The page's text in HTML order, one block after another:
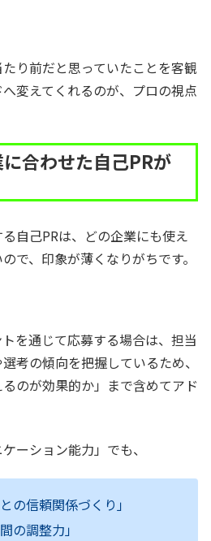
り前だと思っていたことを客観
変えてくれるのが、プロの視点
合わせた自己PRが
自己PRは、どの企業にも使え
で、印象が薄くなりがちです。
を通じて応募する場合は、担当
考の傾向を把握しているため、
るのが効果的か」まで含めてアド
ーション能力」でも、
の信頼関係づくり」
の調整力」